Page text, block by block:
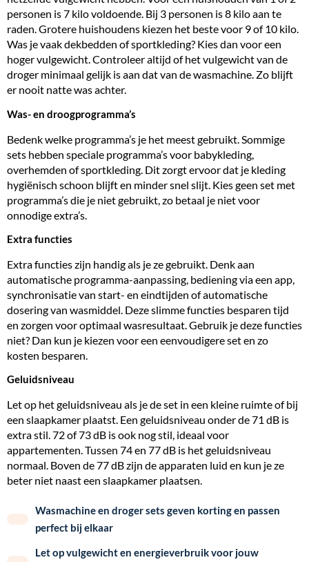
personen is 7 kilo voldoende. Bij 3 personen is 8 kilo aan te
raden. Grotere huishoudens kiezen het beste voor 9 of 10 kilo.
Was je vaak dekbedden of sportkleding? Kies dan voor een
hoger vulgewicht. Controleer altijd of het vulgewicht van de
droger minimaal gelijk is aan dat van de wasmachine. Zo blijft
er nooit natte was achter.
Was- en droogprogramma’s
Bedenk welke programma’s je het meest gebruikt. Sommige
sets hebben speciale programma’s voor babykleding,
overhemden of sportkleding. Dit zorgt ervoor dat je kleding
hygiënisch schoon blijft en minder snel slijt. Kies geen set met
programma’s die je niet gebruikt, zo betaal je niet voor
onnodige extra’s.
Extra functies
Extra functies zijn handig als je ze gebruikt. Denk aan
automatische programma-aanpassing, bediening via een app,
synchronisatie van start- en eindtijden of automatische
dosering van wasmiddel. Deze slimme functies besparen tijd
en zorgen voor optimaal wasresultaat. Gebruik je deze functies
niet? Dan kun je kiezen voor een eenvoudigere set en zo
kosten besparen.
Geluidsniveau
Let op het geluidsniveau als je de set in een kleine ruimte of bij
een slaapkamer plaatst. Een geluidsniveau onder de 71 dB is
extra stil. 72 of 73 dB is ook nog stil, ideaal voor
appartementen. Tussen 74 en 77 dB is het geluidsniveau
normaal. Boven de 77 dB zijn de apparaten luid en kun je ze
beter niet naast een slaapkamer plaatsen.
Wasmachine en droger sets geven korting en passen
perfect bij elkaar
Let op vulgewicht en energieverbruik voor jouw